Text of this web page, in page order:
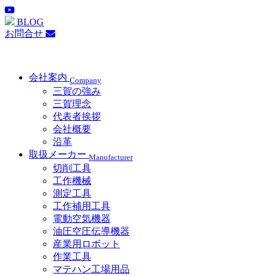
BLOG
お問合せ
会社案内 Company
三賀の強み
三賀理念
代表者挨拶
会社概要
沿革
取扱メーカー Manufacturer
切削工具
工作機械
測定工具
工作補用工具
電動空気機器
油圧空圧伝導機器
産業用ロボット
作業工具
マテハン工場用品